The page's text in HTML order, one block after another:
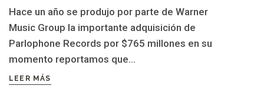
Hace un año se produjo por parte de Warner
Music Group la importante adquisición de
Parlophone Records por $765 millones en su
momento reportamos que...
LEER MÁS